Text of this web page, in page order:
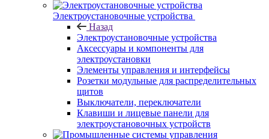
Электроустановочные устройства
Назад
Электроустановочные устройства
Аксессуары и компоненты для
электроустановки
Элементы управления и интерфейсы
Розетки модульные для распределительных
щитов
Выключатели, переключатели
Клавиши и лицевые панели для
электроустановочных устройств